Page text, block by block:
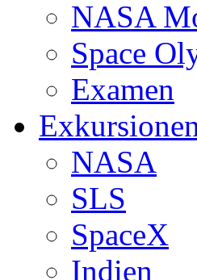
NASA
Space
Examen
NASA
SLS
SpaceX
Indien